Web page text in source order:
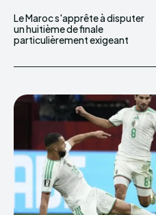
Le Maroc s'apprête à disputer
un huitième de finale
particulièrement exigeant
face au Canada, une sélection
qui s'est distinguée depuis le